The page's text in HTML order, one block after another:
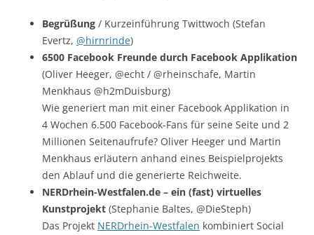
Begrüßung / Kurzeinführung Twittwoch (Stefan
Evertz, @hirnrinde)
6500 Facebook Freunde durch Facebook Applikation
(Oliver Heeger, @echt / @rheinschafe, Martin
Menkhaus @h2mDuisburg)
Wie generiert man mit einer Facebook Applikation in
4 Wochen 6.500 Facebook-Fans für seine Seite und 2
Millionen Seitenaufrufe? Oliver Heeger und Martin
Menkhaus erläutern anhand eines Beispielprojekts
den Ablauf und die generierte Reichweite.
NERDrhein-Westfalen.de – ein (fast) virtuelles
Kunstprojekt (Stephanie Baltes, @DieSteph)
Das Projekt NERDrhein-Westfalen kombiniert Social